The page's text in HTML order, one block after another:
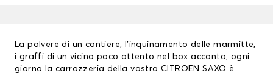
La polvere di un cantiere, l’inquinamento delle marmitte,
i graffi di un vicino poco attento nel box accanto, ogni
giorno la carrozzeria della vostra CITROEN SAXO è